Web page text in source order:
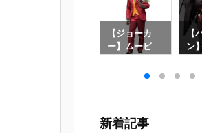
【ジョーカ
ー】ムービ
ピース DX
トトイズ】よ
【
ン
ン
新着記事